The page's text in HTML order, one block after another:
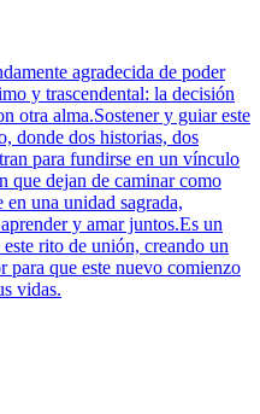
agradecida de poder
y trascendental: la decisión
otra alma.Sostener y guiar este
donde dos historias, dos
para fundirse en un vínculo
que dejan de caminar como
en una unidad sagrada,
y amar juntos.Es un
rito de unión, creando un
para que este nuevo comienzo
vidas.